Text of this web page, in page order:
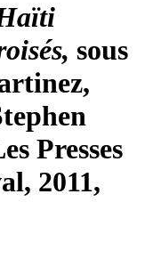
sous
Presses
2011,